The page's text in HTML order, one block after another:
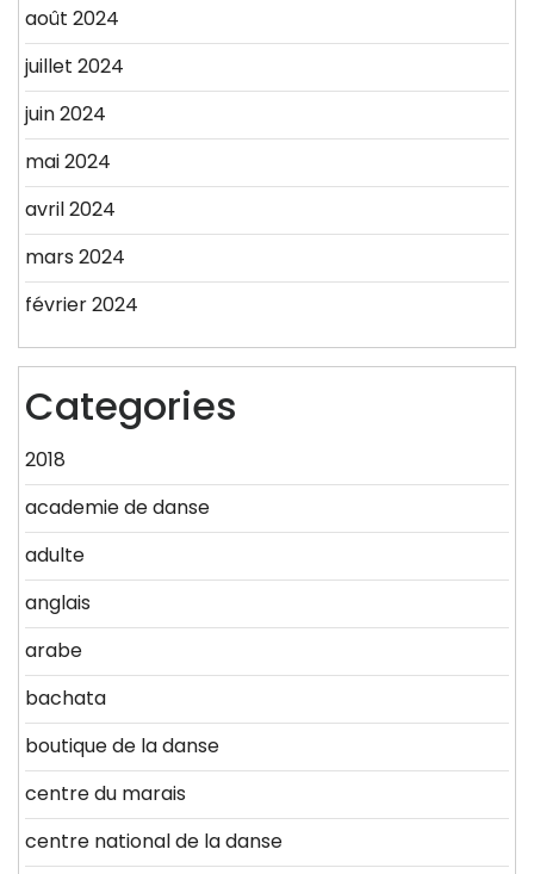
août 2024
juillet 2024
juin 2024
mai 2024
avril 2024
mars 2024
février 2024
Categories
2018
academie de danse
adulte
anglais
arabe
bachata
boutique de la danse
centre du marais
centre national de la danse